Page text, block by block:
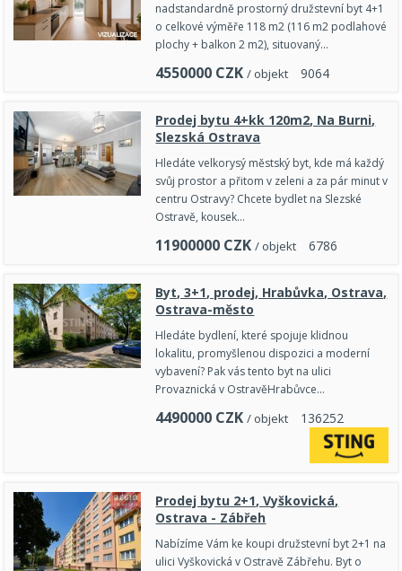
nadstandardně prostorný družstevní byt 4+1
o celkové výměře 118 m2 (116 m2 podlahové
plochy + balkon 2 m2), situovaný…
4550000 CZK / objekt 9064
Prodej bytu 4+kk 120m2, Na Burni,
Slezská Ostrava
Hledáte velkorysý městský byt, kde má každý
svůj prostor a přitom v zeleni a za pár minut v
centru Ostravy? Chcete bydlet na Slezské
Ostravě, kousek…
11900000 CZK / objekt 6786
Byt, 3+1, prodej, Hrabůvka, Ostrava,
Ostrava-město
Hledáte bydlení, které spojuje klidnou
lokalitu, promyšlenou dispozici a moderní
vybavení? Pak vás tento byt na ulici
Provaznická v OstravěHrabůvce…
4490000 CZK / objekt 1 36252
Prodej bytu 2+1, Vyškovická,
Ostrava - Zábřeh
Nabízíme Vám ke koupi družstevní byt 2+1 na
ulici Vyškovická v Ostravě Zábřehu. Byt o